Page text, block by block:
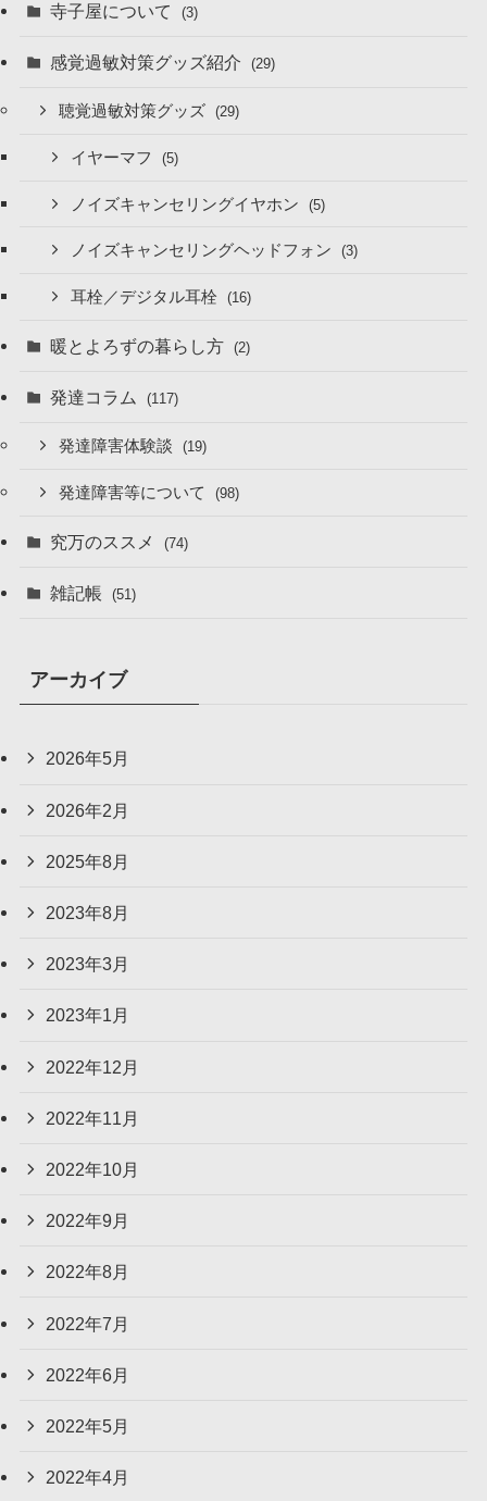
寺子屋について (3)
感覚過敏対策グッズ紹介 (29)
聴覚過敏対策グッズ (29)
イヤーマフ (5)
ノイズキャンセリングイヤホン (5)
ノイズキャンセリングヘッドフォン (3)
耳栓／デジタル耳栓 (16)
暖とよろずの暮らし方 (2)
発達コラム (117)
発達障害体験談 (19)
発達障害等について (98)
究万のススメ (74)
雑記帳 (51)
アーカイブ
2026年5月
2026年2月
2025年8月
2023年8月
2023年3月
2023年1月
2022年12月
2022年11月
2022年10月
2022年9月
2022年8月
2022年7月
2022年6月
2022年5月
2022年4月